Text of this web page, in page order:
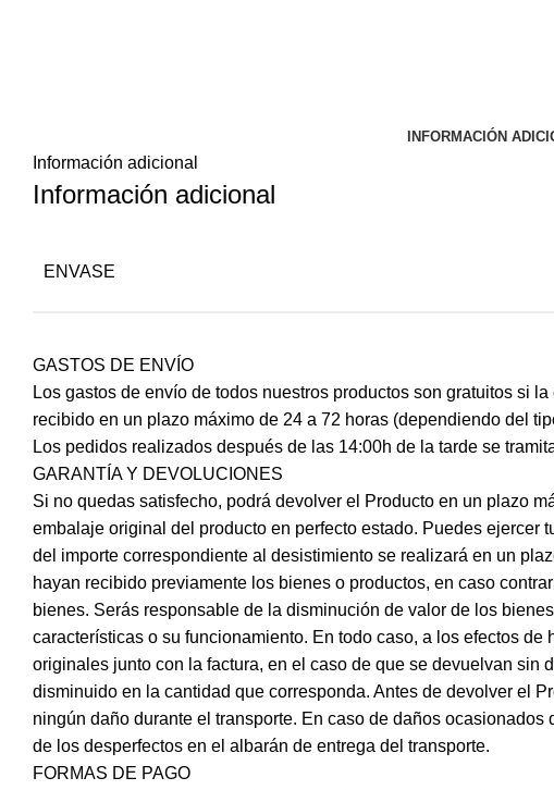
INFORMACIÓN
Información adicional
Información adicional
ENVASE
GASTOS DE ENVÍO
Los gastos de envío de todos nuestros productos son gratuitos si
recibido en un plazo máximo de 24 a 72 horas (dependiendo del
Los pedidos realizados después de las 14:00h de la tarde se
GARANTÍA Y DEVOLUCIONES
Si no quedas satisfecho, podrá devolver el Producto en un plazo
embalaje original del producto en perfecto estado. Puedes ejercer
del importe correspondiente al desistimiento se realizará en un
hayan recibido previamente los bienes o productos, en caso
bienes. Serás responsable de la disminución de valor de los
características o su funcionamiento. En todo caso, a los efectos
originales junto con la factura, en el caso de que se devuelvan
disminuido en la cantidad que corresponda. Antes de devolver el
ningún daño durante el transporte. En caso de daños
de los desperfectos en el albarán de entrega del transporte.
FORMAS DE PAGO